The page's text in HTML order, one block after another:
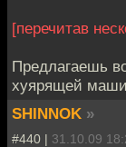
[перечитав
Предлагаешь
хуярящей
SHINNOK »
#440 | 31.10.09